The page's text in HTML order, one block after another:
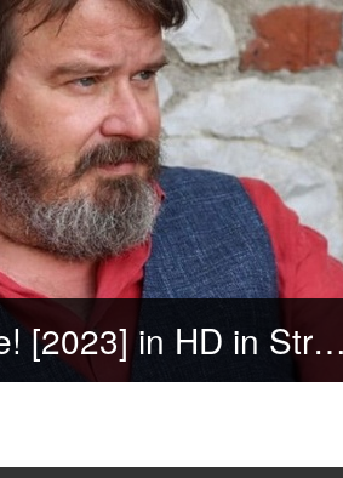
[CB01] Io vivo altrove! [2023] in HD in Streaming ITA